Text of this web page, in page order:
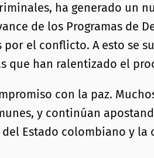
ha generado un
de los Programas de
el conflicto. A esto se
que han ralentizado el
con la paz.
y continúan
Estado colombiano y la